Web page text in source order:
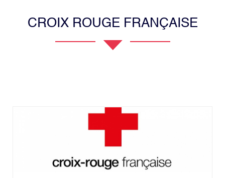
CROIX ROUGE FRANÇAISE